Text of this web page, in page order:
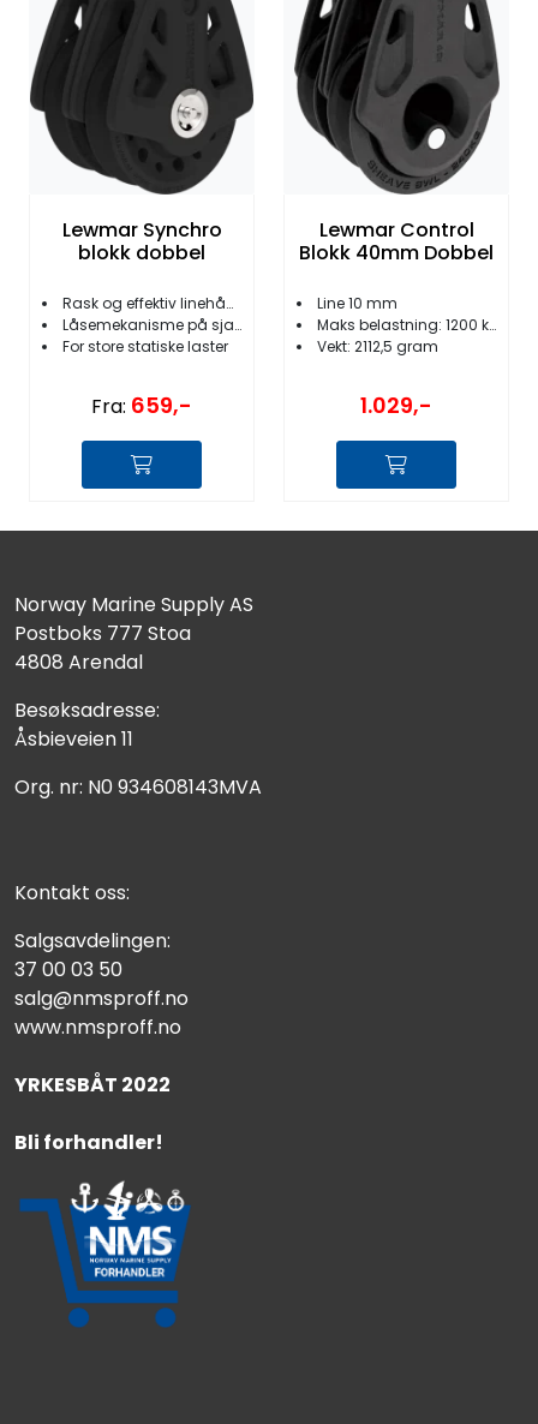
Lewmar Synchro
blokk dobbel
Rask og effektiv linehåndtering
Låsemekanisme på sjakkel
For store statiske laster
Fra: 659,-
Lewmar Control
Blokk 40mm Dobbel
Line 10 mm
Maks belastning: 1200 kg
Vekt: 2112,5 gram
1.029,-
Norway Marine Supply AS
Postboks 777 Stoa
4808 Arendal
Besøksadresse:
Åsbieveien 11
Org. nr: N0 934608143MVA
Kontakt oss:
Salgsavdelingen:
37 00 03 50
salg@nmsproff.no
www.nmsproff.no
YRKESBÅT 2022
Bli forhandler!